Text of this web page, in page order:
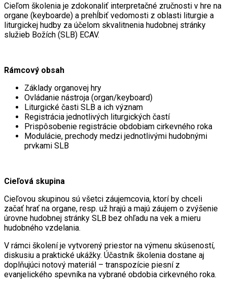
Cieľom školenia je zdokonaliť interpretačné zručnosti v hre na
organe (keyboarde) a prehĺbiť vedomosti z oblasti liturgie a
liturgickej hudby za účelom skvalitnenia hudobnej stránky
služieb Božích (SLB) ECAV.
Rámcový obsah
Základy organovej hry
Ovládanie nástroja (organ/keyboard)
Liturgické časti SLB a ich význam
Registrácia jednotlivých liturgických častí
Prispôsobenie registrácie obdobiam cirkevného roka
Modulácie, prechody medzi jednotlivými hudobnými
prvkami SLB
Cieľová skupina
Cieľovou skupinou sú všetci záujemcovia, ktorí by chceli
začať hrať na organe, resp. už hrajú a majú záujem o zvýšenie
úrovne hudobnej stránky SLB bez ohľadu na vek a mieru
hudobného vzdelania.
V rámci školení je vytvorený priestor na výmenu skúseností,
diskusiu a praktické ukážky. Účastník školenia dostane aj
doplňujúci notový materiál – transpozície piesní z
evanjelického spevníka na vybrané obdobia cirkevného roka.